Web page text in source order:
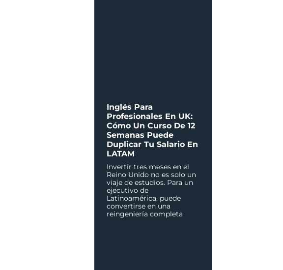
Inglés Para
Profesionales En UK:
Cómo Un Curso De 12
Semanas Puede
Duplicar Tu Salario En
LATAM
Invertir tres meses en el
Reino Unido no es solo un
viaje de estudios. Para un
ejecutivo de
Latinoamérica, puede
convertirse en una
reingeniería completa